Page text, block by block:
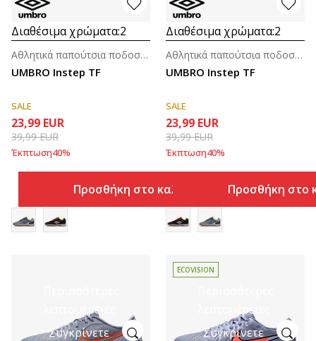
Διαθέσιμα χρώματα:2
UMBRO Instep TF
Αθλητικά παπούτσια ποδοσφαίρου για άνδρες
SALE
23,99 EUR
39,99EUR
Έκπτωση40%
Προσθήκη στο καλάθι
Διαθέσιμα χρώματα:2
UMBRO Instep TF
Αθλητικά παπούτσια ποδοσφαίρου για άνδρες
SALE
23,99 EUR
39,99EUR
Έκπτωση40%
Προσθήκη στο
λεπτομέρειες
Συγκρίνετε
λεπτομέρειες
Συγκρίνετε
ECOVISION